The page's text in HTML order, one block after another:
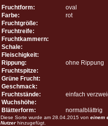
Fruchtform:
oval
Farbe:
rot
Fruchtgröße:
Fruchtreife:
Fruchtkammern:
Schale:
Fleischigkeit:
Rippung:
ohne Rippung
Fruchtspitze:
Grüne Frucht:
Geschmack:
Fruchtstände:
einfach
Wuchshöhe:
Blätterform:
normalblättrig
Diese Sorte wurde am 28.04.2015 von einem
Nutzerhinzugefügt.